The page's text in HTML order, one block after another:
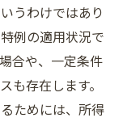
うわけではあり
例の適用状況で
合や、一定条件
も存在します。
ためには、所得